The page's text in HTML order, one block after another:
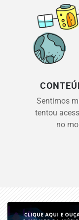
Sentimos
tentou
no